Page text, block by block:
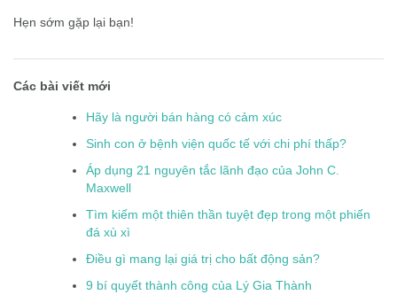
Hẹn sớm gặp lại bạn!
Các bài viết mới
Hãy là người bán hàng có cảm xúc
Sinh con ở bệnh viện quốc tế với chi phí thấp?
Áp dụng 21 nguyên tắc lãnh đạo của John C.
Maxwell
Tìm kiếm một thiên thần tuyệt đẹp trong một phiến
đá xù xì
Điều gì mang lại giá trị cho bất động sản?
9 bí quyết thành công của Lý Gia Thành